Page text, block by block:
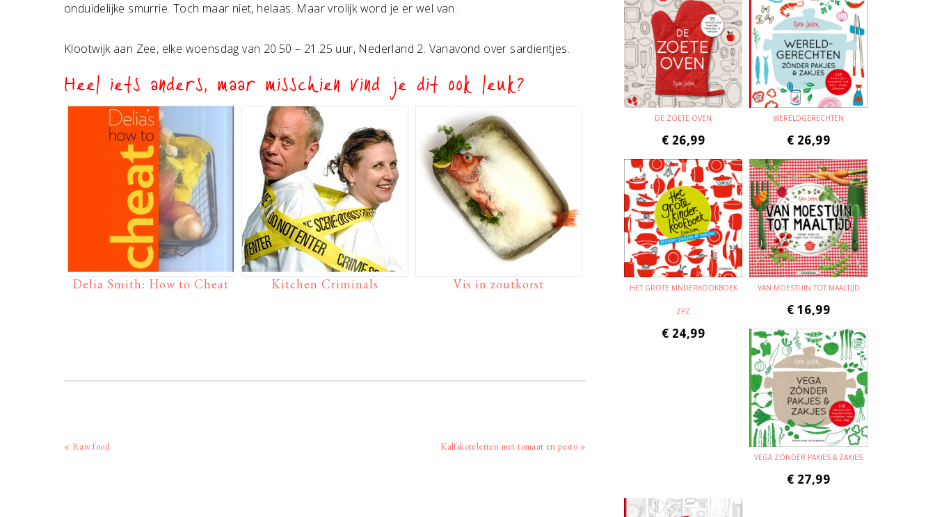
onduidelijke smurrie. Toch maar niet, helaas. Maar vrolijk word je er wel van.
Klootwijk aan Zee, elke woensdag van 20.50 – 21.25 uur, Nederland 2. Vanavond over sardientjes.
Heel iets anders, maar misschien vind je dit ook leuk?
Delia Smith: How to Cheat Kitchen Criminals Vis in zoutkorst
Vorig
« Raw food
Volgend
Kalfskoteletten met tomaat en pesto »
DE ZOETE OVEN
€ 26,99
WERELDGERECHTEN
€ 26,99
HET GROTE KINDERKOOKBOEK
ZPZ
€ 24,99
VAN MOESTUIN TOT MAALTIJD
€ 16,99
VEGA ZÓNDER PAKJES & ZAKJES
€ 27,99